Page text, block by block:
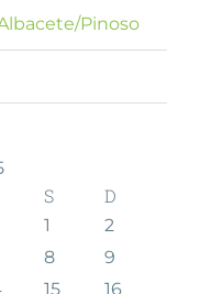
Pinoso
S D
1
2
8
9
15
16